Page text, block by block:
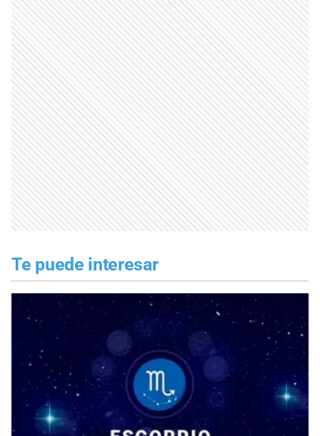
Te puede interesar